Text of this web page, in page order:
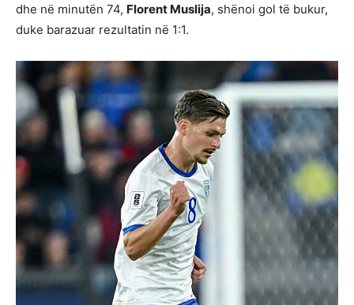
dhe në minutën 74, Florent Muslija, shënoi gol të bukur,
duke barazuar rezultatin në 1:1.